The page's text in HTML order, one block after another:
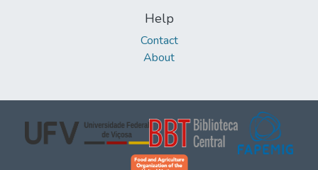
Help
Contact
About